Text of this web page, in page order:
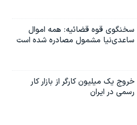
سخنگوی قوه قضائیه: همه اموال
ساعدی‌نیا مشمول مصادره شده است
خروج یک میلیون کارگر از بازار کار
رسمی در ایران